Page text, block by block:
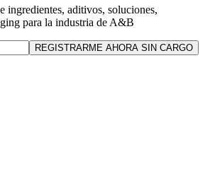
ingredientes, aditivos, soluciones,
para la industria de A&B
REGISTRARME AHORA SIN CARGO